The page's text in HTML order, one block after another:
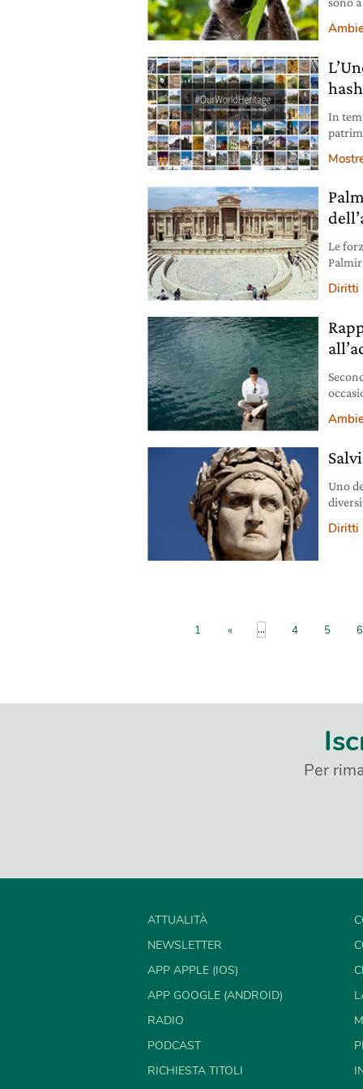
In
Le
antica
Diritti
Uno
Diritti
1 « ... 4 5 6
Per
ATTUALITÀ
NEWSLETTER
APP APPLE (IOS)
APP GOOGLE (ANDROID)
RADIO
PODCAST
RICHIESTA TITOLI